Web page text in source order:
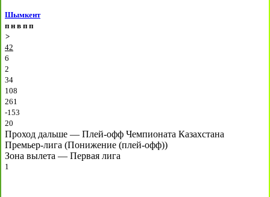
Шымкент
п н в п п
>
42
6
2
34
108
261
-153
20
Проход дальше — Плей-офф Чемпионата Казахстана
Премьер-лига (Понижение (плей-офф))
Зона вылета — Первая лига
1